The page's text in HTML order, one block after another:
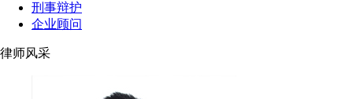
刑事辩护
企业顾问
律师风采